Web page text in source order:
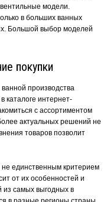
модели.
в больших ванных
Большой выбор моделей
покупки
производства
каталоге интернет-
с ассортиментом
актуальных решений не
товаров позволит
единственным критерием
от их особенностей и
из самых выгодных в